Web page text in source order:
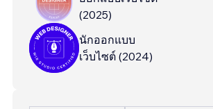
(2025)
นักออกแบบ
เว็บไซต์ (2024)